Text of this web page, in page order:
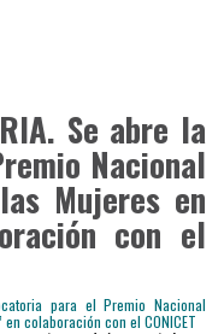
Se abre la
Nacional
las Mujeres en
con el